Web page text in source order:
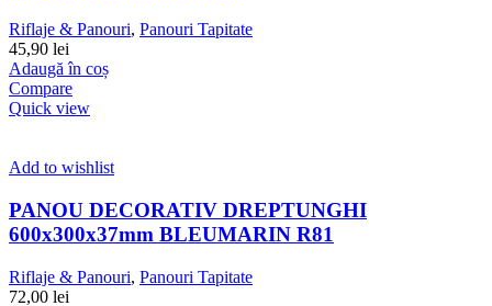
Riflaje & Panouri, Panouri Tapitate
45,90 lei
Adaugă în coș
Compare
Quick view
Add to wishlist
PANOU DECORATIV DREPTUNGHI
600x300x37mm BLEUMARIN R81
Riflaje & Panouri, Panouri Tapitate
72,00 lei